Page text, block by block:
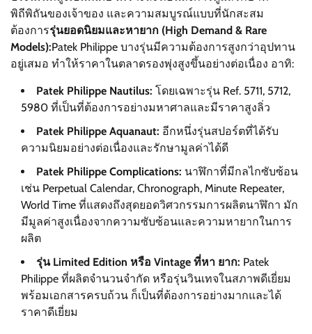
พิถีพิถันของเจ้าของ และความสมบูรณ์แบบที่นักสะสม
ต้องการรุ่นยอดนิยมและหายาก (High Demand & Rare
Models):Patek Philippe บางรุ่นมีความต้องการสูงกว่าอุปทาน
อยู่เสมอ ทำให้ราคาในตลาดรองพุ่งสูงขึ้นอย่างต่อเนื่อง อาทิ:
Patek Philippe Nautilus: โดยเฉพาะรุ่น Ref. 5711, 5712,
5980 ที่เป็นที่ต้องการอย่างมหาศาลและมีราคาสูงลิ่ว
Patek Philippe Aquanaut: อีกหนึ่งรุ่นสปอร์ตที่ได้รับ
ความนิยมอย่างต่อเนื่องและรักษามูลค่าได้ดี
Patek Philippe Complications: นาฬิกาที่มีกลไกซับซ้อน
เช่น Perpetual Calendar, Chronograph, Minute Repeater,
World Time ที่แสดงถึงสุดยอดวิศวกรรมการผลิตนาฬิกา มัก
มีมูลค่าสูงเนื่องจากความซับซ้อนและความหายากในการ
ผลิต
รุ่น Limited Edition หรือ Vintage ที่หา ยาก: Patek
Philippe ที่ผลิตจำนวนจำกัด หรือรุ่นวินเทจในสภาพดีเยี่ยม
พร้อมเอกสารครบถ้วน ก็เป็นที่ต้องการอย่างมากและได้
ราคาดีเยี่ยม